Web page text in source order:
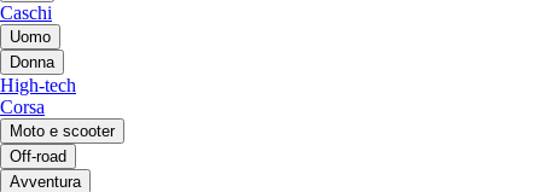
Caschi
Uomo
Donna
High-tech
Corsa
Moto e scooter
Off-road
Avventura